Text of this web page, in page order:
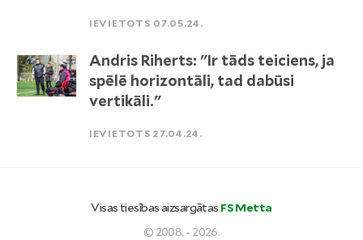
IEVIETOTS 07.05.24.
Andris Riherts: "Ir tāds teiciens, ja
spēlē horizontāli, tad dabūsi
vertikāli."
IEVIETOTS 27.04.24.
Visas tiesības aizsargātas FS Metta
© 2008. - 2026.